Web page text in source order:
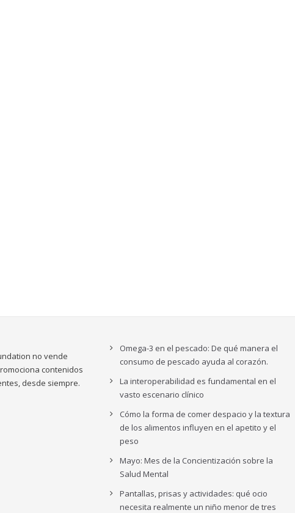
no vende
contenidos
desde siempre.
Omega-3 en el pescado: De qué manera el
consumo de pescado ayuda al corazón.
La interoperabilidad es fundamental en el
vasto escenario clínico
Cómo la forma de comer despacio y la textura
de los alimentos influyen en el apetito y el
peso
Mayo: Mes de la Concientización sobre la
Salud Mental
Pantallas, prisas y actividades: qué ocio
necesita realmente un niño menor de tres